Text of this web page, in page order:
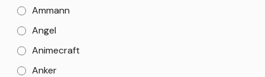
Ammann
Angel
Animecraft
Anker